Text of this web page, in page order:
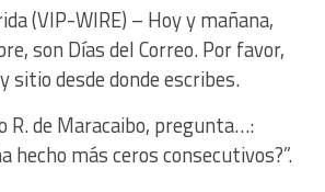
(VIP-WIRE) – Hoy y mañana,
son Días del Correo. Por favor,
sitio desde donde escribes.
R. de Maracaibo, pregunta…:
hecho más ceros consecutivos?”.